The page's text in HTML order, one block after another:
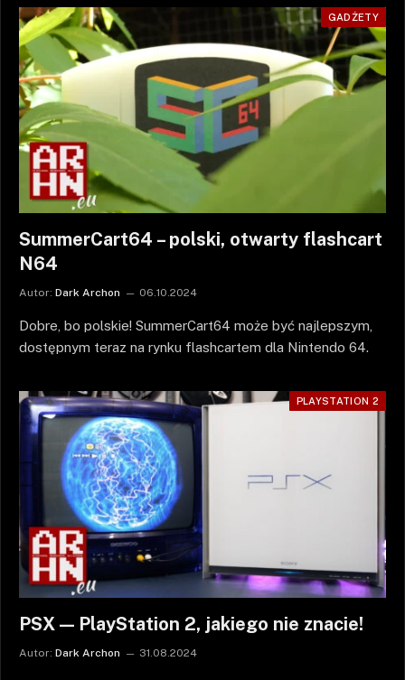
GADŻETY
SummerCart64 – polski, otwarty flashcart
N64
Autor: Dark Archon 06.10.2024
Dobre, bo polskie! SummerCart64 może być najlepszym,
dostępnym teraz na rynku flashcartem dla Nintendo 64.
PLAYSTATION 2
PSX — PlayStation 2, jakiego nie znacie!
Autor: Dark Archon 31.08.2024